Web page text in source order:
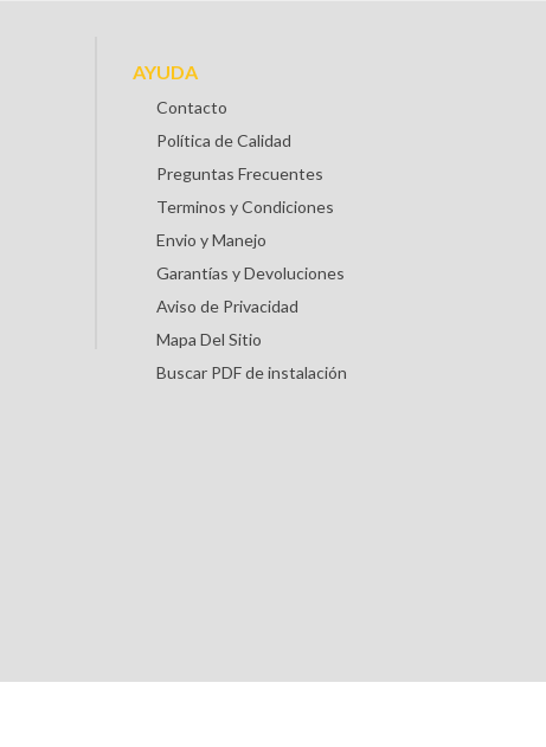
AYUDA
Contacto
Política de Calidad
Preguntas Frecuentes
Terminos y Condiciones
Envio y Manejo
Garantías y Devoluciones
Aviso de Privacidad
Mapa Del Sitio
Buscar PDF de instalación